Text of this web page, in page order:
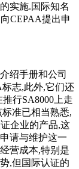
实施.国际知名
CEPAA提出申
绍手册和公司
志,此外,它们还
行SA8000上走
准已相当熟悉,
企业的产品,这
请与维护这一
营成本,特别是
,但国际认证的